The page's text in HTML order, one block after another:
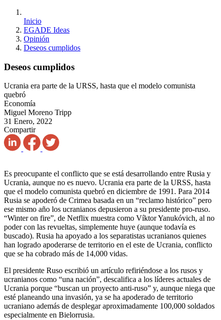
Inicio
EGADE Ideas
Opinión
Deseos cumplidos
Deseos cumplidos
Ucrania era parte de la URSS, hasta que el modelo comunista
quebró
Economía
Miguel Moreno Tripp
31 Enero, 2022
Compartir
Es preocupante el conflicto que se está desarrollando entre Rusia y
Ucrania, aunque no es nuevo. Ucrania era parte de la URSS, hasta
que el modelo comunista quebró en diciembre de 1991. Para 2014
Rusia se apoderó de Crimea basada en un “reclamo histórico” pero
ese mismo año los ucranianos depusieron a su presidente pro-ruso.
“Winter on fire”, de Netflix muestra como Víktor Yanukóvich, al no
poder con las revueltas, simplemente huye (aunque todavía es
buscado). Rusia ha apoyado a los separatistas ucranianos quienes
han logrado apoderarse de territorio en el este de Ucrania, conflicto
que se ha cobrado más de 14,000 vidas.
El presidente Ruso escribió un artículo refiriéndose a los rusos y
ucranianos como “una nación”, descalifica a los líderes actuales de
Ucrania porque “buscan un proyecto anti-ruso” y, aunque niega que
esté planeando una invasión, ya se ha apoderado de territorio
ucraniano además de desplegar aproximadamente 100,000 soldados
especialmente en Bielorrusia.